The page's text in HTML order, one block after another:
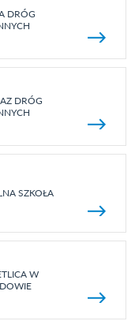
DRÓG
DRÓG
SZKOŁA
W